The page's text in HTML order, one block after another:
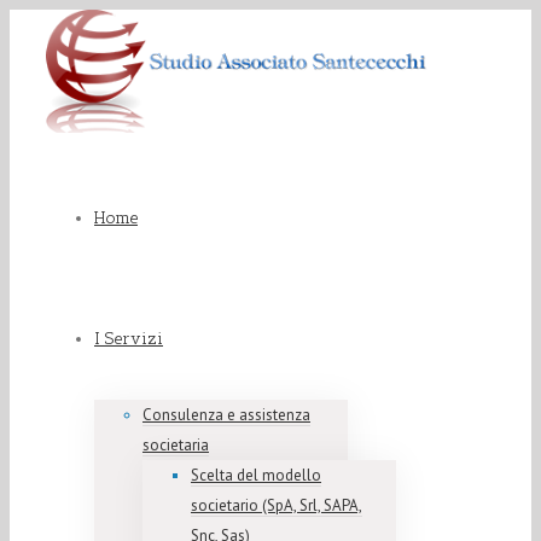
Home
I Servizi
Consulenza e assistenza
societaria
Scelta del modello
societario (SpA, Srl, SAPA,
Snc, Sas)